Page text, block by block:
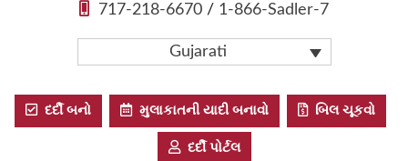
717-218-6670 / 1-866-Sadler-7
Gujarati
દર્દી બનો મુલાકાતની યાદી બનાવો બિલ ચૂકવો
દર્દી પોર્ટલ